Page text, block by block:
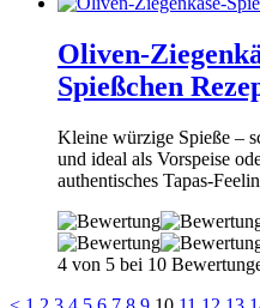
Oliven-
Spießchen
Kleine würzige Spieße –
und ideal als Vorspeise
authentisches Tapas-
4 von 5 bei 10